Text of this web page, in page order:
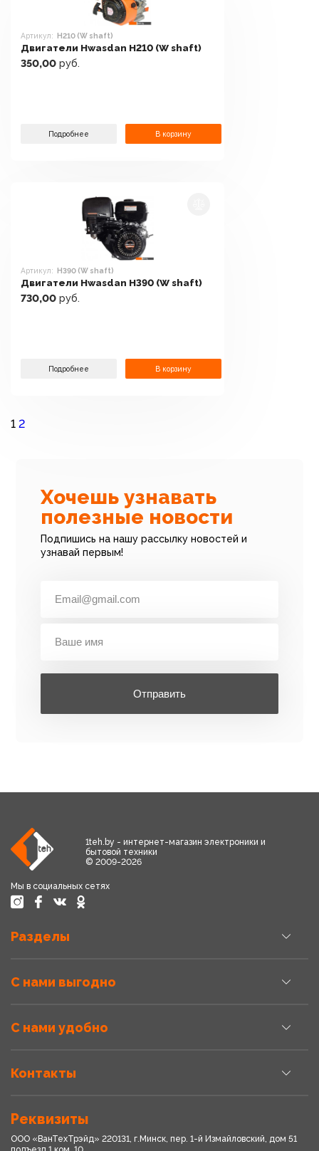
Артикул: H210 (W shaft)
Двигатели Hwasdan H210 (W shaft)
350,00 руб.
Подробнее В корзину
Артикул: H390 (W shaft)
Двигатели Hwasdan H390 (W shaft)
730,00 руб.
Подробнее В корзину
1 2
Хочешь узнавать
полезные новости
Подпишись на нашу рассылку новостей и
узнавай первым!
Отправить
1teh.by - интернет-магазин электроники и
бытовой техники
© 2009-2026
Мы в социальных сетях
Разделы
С нами выгодно
С нами удобно
Контакты
Реквизиты
ООО «ВанТехТрэйд» 220131, г.Минск, пер. 1-й Измайловский, дом 51